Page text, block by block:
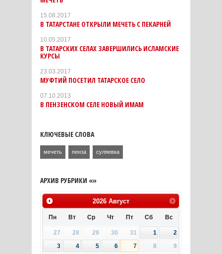
15.08.2017
В ТАТАРСТАНЕ ОТКРЫЛИ МЕЧЕТЬ С ПЕКАРНЕЙ
10.05.2017
В ТАТАРСКИХ СЕЛАХ ЗАВЕРШИЛИСЬ ИСЛАМСКИЕ
КУРСЫ
23.03.2017
МУФТИЙ ПОСЕТИЛ ТАТАРСКОЕ СЕЛО
07.10.2013
В ПЕНЗЕНСКОМ СЕЛЕ НОВЫЙ ИМАМ
КЛЮЧЕВЫЕ СЛОВА
мечеть пенза суляевка
АРХИВ РУБРИКИ «»
2026 Август
Пн Вт Ср Чт Пт Сб Вс
27 28 29 30 31 1
2
3
4 5 6 7 8
9